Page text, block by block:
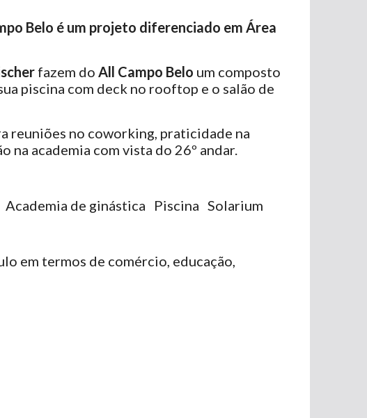
Belo é um projeto diferenciado em Área
fazem do All Campo Belo um composto
piscina com deck no rooftop e o salão de
reuniões no coworking, praticidade na
academia com vista do 26º andar.
Academia de ginástica Piscina Solarium
em termos de comércio, educação,